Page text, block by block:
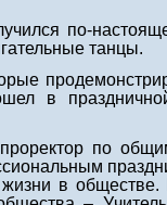
по-
танцы.
в
по
жизни в